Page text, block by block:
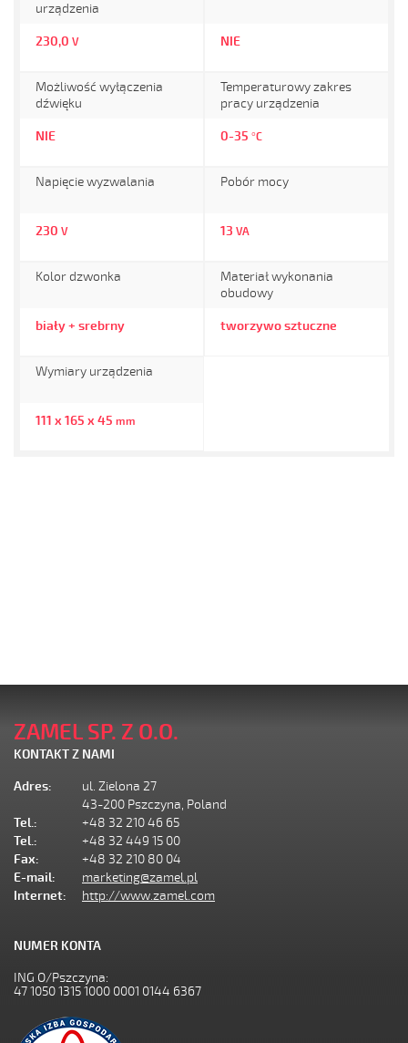
urządzenia
230,0 V NIE
Możliwość wyłączenia
dźwięku
NIE
Temperaturowy zakres
pracy urządzenia
0-35 °C
Napięcie wyzwalania
230 V
Pobór mocy
13 VA
Kolor dzwonka
biały + srebrny
Materiał wykonania
obudowy
tworzywo sztuczne
Wymiary urządzenia
111 x 165 x 45 mm
ZAMEL SP. Z O.O.
KONTAKT Z NAMI
Adres:
ul. Zielona 27
43-200 Pszczyna, Poland
Tel.:
+48 32 210 46 65
Tel.:
+48 32 449 15 00
Fax:
+48 32 210 80 04
E-mail:
marketing@zamel.pl
Internet:
http://www.zamel.com
NUMER KONTA
ING O/Pszczyna:
47 1050 1315 1000 0001 0144 6367